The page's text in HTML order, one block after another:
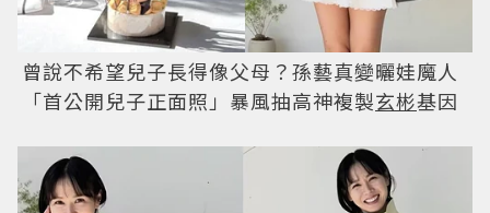
曾說不希望兒子長得像父母？孫藝真變曬娃魔人
「首公開兒子正面照」暴風抽高神複製玄彬基因